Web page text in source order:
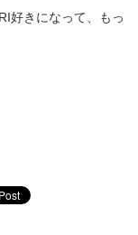
好きになって、もっ